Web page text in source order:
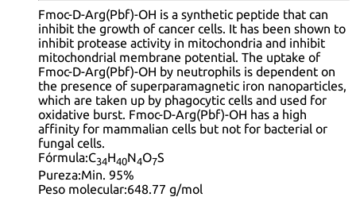
Fmoc-D-Arg(Pbf)-OH is a synthetic peptide that can
inhibit the growth of cancer cells. It has been shown to
inhibit protease activity in mitochondria and inhibit
mitochondrial membrane potential. The uptake of
Fmoc-D-Arg(Pbf)-OH by neutrophils is dependent on
the presence of superparamagnetic iron nanoparticles,
which are taken up by phagocytic cells and used for
oxidative burst. Fmoc-D-Arg(Pbf)-OH has a high
affinity for mammalian cells but not for bacterial or
fungal cells.
Fórmula:C34H40N4O7S
Pureza:Min. 95%
Peso molecular:648.77 g/mol